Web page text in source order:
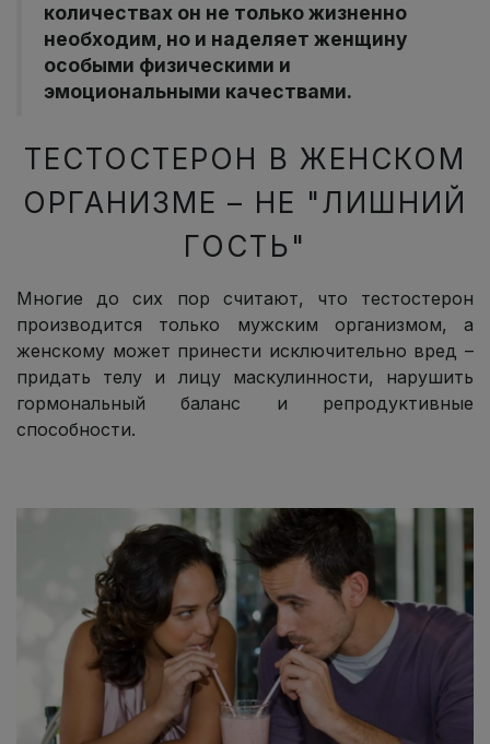
количествах он не только жизненно
необходим, но и наделяет женщину
особыми физическими и
эмоциональными качествами.
ТЕСТОСТЕРОН В ЖЕНСКОМ
ОРГАНИЗМЕ – НЕ "ЛИШНИЙ
ГОСТЬ"
Многие до сих пор считают, что тестостерон
производится только мужским организмом, а
женскому может принести исключительно вред –
придать телу и лицу маскулинности, нарушить
гормональный баланс и репродуктивные
способности.